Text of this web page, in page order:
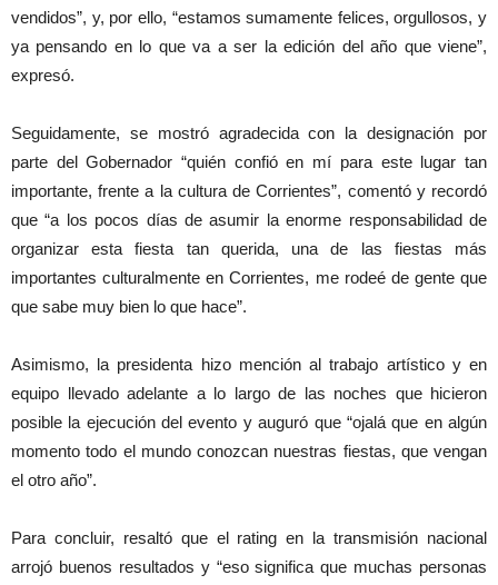
vendidos”, y, por ello, “estamos sumamente felices, orgullosos, y
ya pensando en lo que va a ser la edición del año que viene”,
expresó.
Seguidamente, se mostró agradecida con la designación por
parte del Gobernador “quién confió en mí para este lugar tan
importante, frente a la cultura de Corrientes”, comentó y recordó
que “a los pocos días de asumir la enorme responsabilidad de
organizar esta fiesta tan querida, una de las fiestas más
importantes culturalmente en Corrientes, me rodeé de gente que
que sabe muy bien lo que hace”.
Asimismo, la presidenta hizo mención al trabajo artístico y en
equipo llevado adelante a lo largo de las noches que hicieron
posible la ejecución del evento y auguró que “ojalá que en algún
momento todo el mundo conozcan nuestras fiestas, que vengan
el otro año”.
Para concluir, resaltó que el rating en la transmisión nacional
arrojó buenos resultados y “eso significa que muchas personas